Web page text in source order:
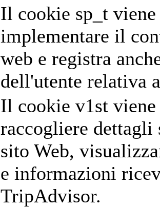
Il cookie sp_t
implementare il
web e registra
dell'utente relativa
Il cookie v1st
raccogliere
sito Web,
e informazioni
TripAdvisor.